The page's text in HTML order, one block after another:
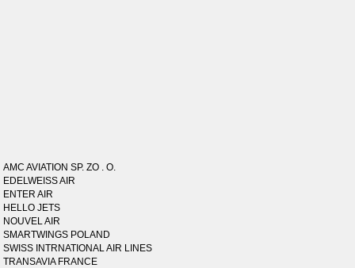
AMC AVIATION SP. ZO . O.
EDELWEISS AIR
ENTER AIR
HELLO JETS
NOUVEL AIR
SMARTWINGS POLAND
SWISS INTRNATIONAL AIR LINES
TRANSAVIA FRANCE